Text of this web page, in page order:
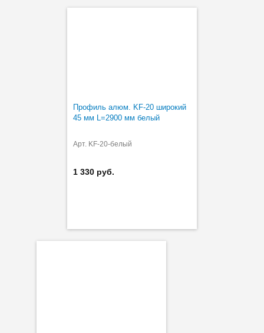
Профиль алюм. KF-20 широкий
45 мм L=2900 мм белый
Арт. KF-20-белый
1 330 руб.